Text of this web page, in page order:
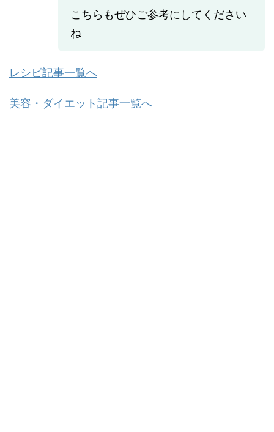
こちらもぜひご参考にしてください
ね
レシピ記事一覧へ
美容・ダイエット記事一覧へ